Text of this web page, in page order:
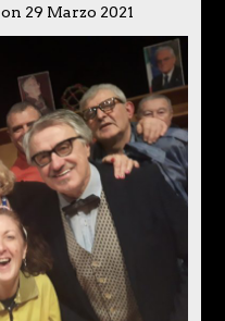
on 29 Marzo 2021